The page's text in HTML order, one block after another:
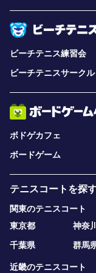
ビーチテニス練習会
ビーチテニスサークル
ボドゲカフェ
ボードゲーム
テニスコートを探
関東のテニスコート
東京都
神奈
千葉県
群馬
近畿のテニスコート